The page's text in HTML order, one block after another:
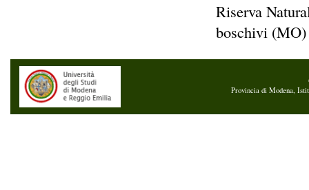
Riserva
boschivi
Provincia di Modena,